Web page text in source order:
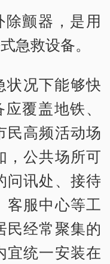
除颤器，是用
急救设备。
状况下能够快
覆盖地铁、
民高频活动场
，公共场所可
问讯处、接待
客服中心等工
民经常聚集的
宜统一安装在